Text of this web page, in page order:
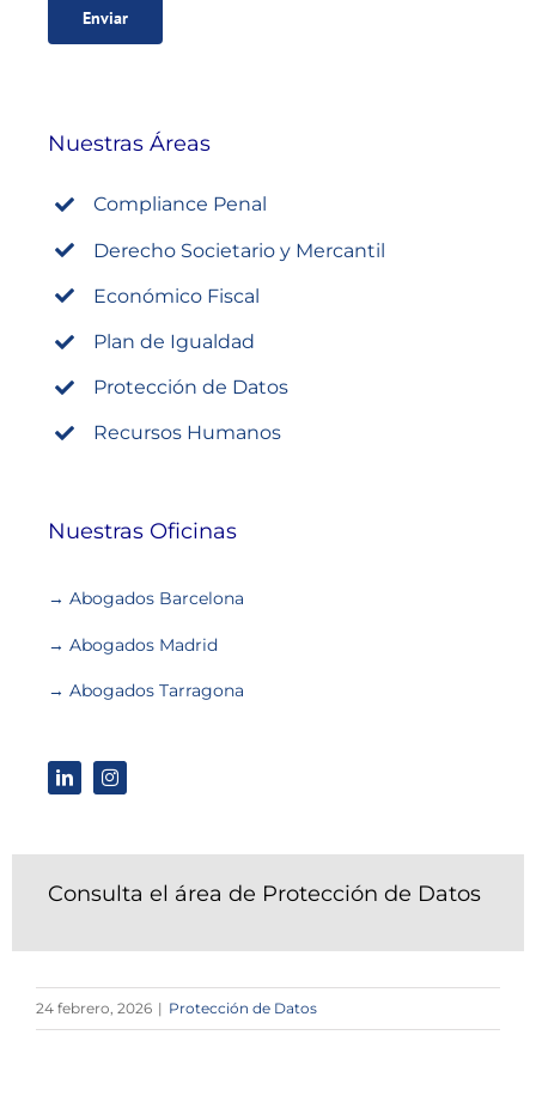
Nuestras Áreas
Compliance Penal
Derecho Societario y Mercantil
Económico Fiscal
Plan de Igualdad
Protección de Datos
Recursos Humanos
Nuestras Oficinas
→ Abogados Barcelona
→ Abogados Madrid
→ Abogados Tarragona
Consulta el área de Protección de Datos
24 febrero, 2026 | Protección de Datos